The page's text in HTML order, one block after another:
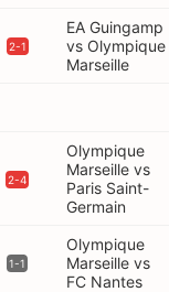
2-1
EA Guingamp
vs Olympique
Marseille
2-4
Olympique
Marseille vs
Paris Saint-
Germain
1-1
Olympique
Marseille vs
FC Nantes